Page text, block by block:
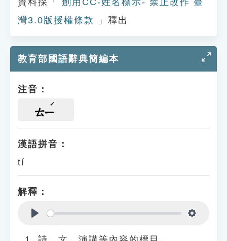
資料採「
創用CC-姓名標示- 禁止改作 臺
灣3.0版授權條款
」釋出
教育部國語辭典簡編本
注音：
ㄊㄧ
漢語拼音：
tí
解釋：